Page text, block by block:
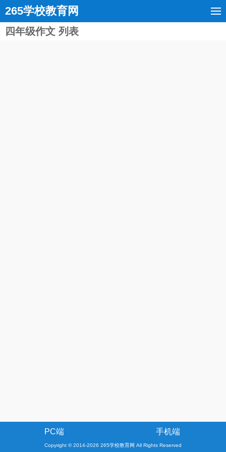
265学校教育网
四年级作文 列表
PC端 手机端
Copyright © 2014-2026 265学校教育网 All Rights Reserved